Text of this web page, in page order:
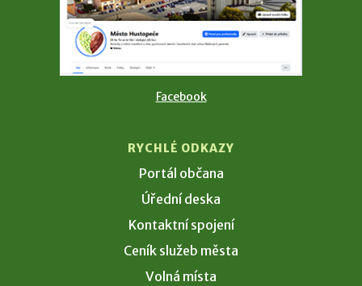
Facebook
RYCHLÉ ODKAZY
Portál občana
Úřední deska
Kontaktní spojení
Ceník služeb města
Volná místa